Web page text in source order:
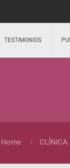
TESTIMONIOS
Home CLÍNICA